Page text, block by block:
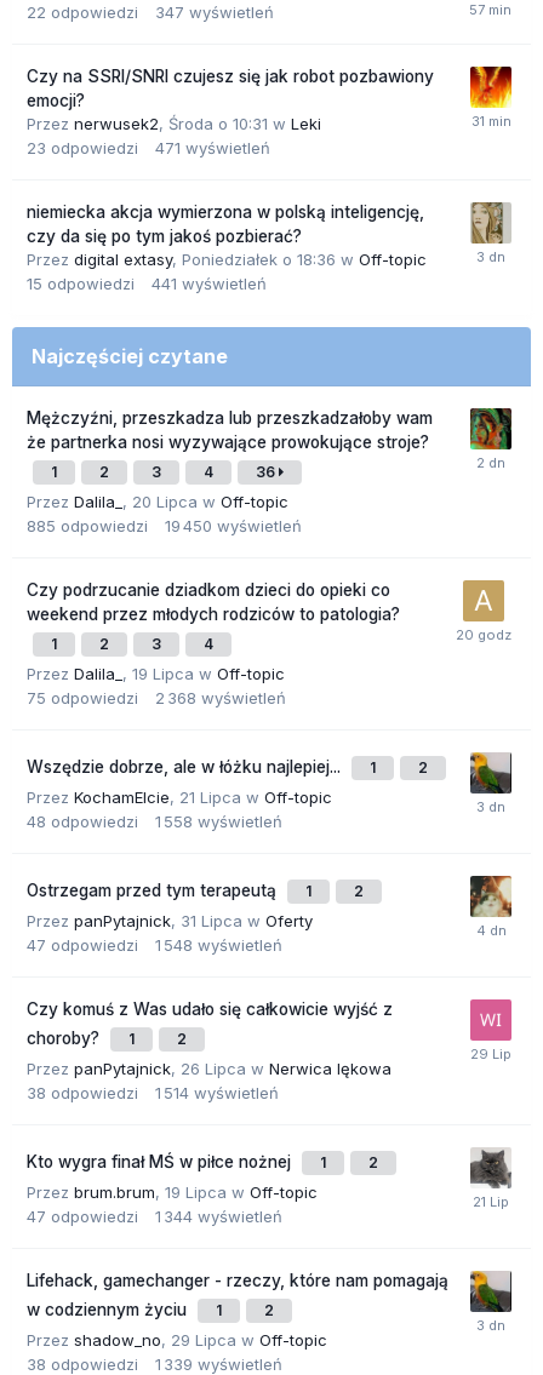
22 odpowiedzi 347 wyświetleń
Czy na SSRI/SNRI czujesz się jak robot pozbawiony
emocji?
Przez nerwusek2, Środa o 10:31 w Leki
23 odpowiedzi 471 wyświetleń
niemiecka akcja wymierzona w polską inteligencję,
czy da się po tym jakoś pozbierać?
Przez digital extasy, Poniedziałek o 18:36 w Off-topic
15 odpowiedzi 441 wyświetleń
Najczęściej czytane
Mężczyźni, przeszkadza lub przeszkadzałoby wam
że partnerka nosi wyzywające prowokujące stroje?
1 2 3 4 36
Przez Dalila_ , 20 Lipca w Off-topic
885 odpowiedzi 19 450 wyświetleń
Czy podrzucanie dziadkom dzieci do opieki co
weekend przez młodych rodziców to patologia?
1 2 3 4
Przez Dalila_ , 19 Lipca w Off-topic
75 odpowiedzi 2 368 wyświetleń
Wszędzie dobrze, ale w łóżku najlepiej... 1 2
Przez KochamElcie, 21 Lipca w Off-topic
48 odpowiedzi 1 558 wyświetleń
Ostrzegam przed tym terapeutą 1 2
Przez panPytajnick, 31 Lipca w Oferty
47 odpowiedzi 1 548 wyświetleń
Czy komuś z Was udało się całkowicie wyjść z
choroby?
1 2
Przez panPytajnick, 26 Lipca w Nerwica lękowa
38 odpowiedzi 1 514 wyświetleń
Kto wygra finał MŚ w piłce nożnej 1 2
Przez brum.brum, 19 Lipca w Off-topic
47 odpowiedzi 1 344 wyświetleń
Lifehack, gamechanger - rzeczy, które nam pomagają
w codziennym życiu
1 2
Przez shadow_no, 29 Lipca w Off-topic
38 odpowiedzi 1 339 wyświetleń